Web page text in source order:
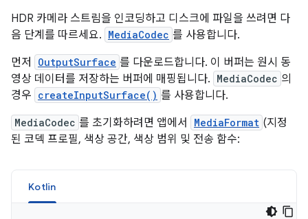
HDR 카메라 스트림을 인코딩하고 디스크에 파일을 쓰려면 다
음 단계를 따르세요. MediaCodec 를 사용합니다.
먼저
OutputSurface 를 다운로드합니다. 이 버퍼는 원시 동
영상 데이터를 저장하는 버퍼에 매핑됩니다. MediaCodec 의
경우 createInputSurface() 를 사용합니다.
MediaCodec 를 초기화하려면 앱에서 MediaFormat (지정
된 코덱 프로필, 색상 공간, 색상 범위 및 전송 함수:
Kotlin